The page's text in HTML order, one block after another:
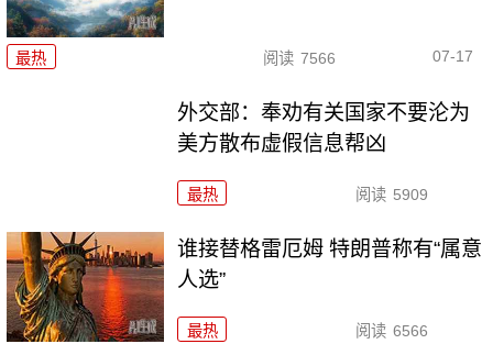
最热 阅读 7566 07-17
外交部：奉劝有关国家不要沦为
美方散布虚假信息帮凶
最热 阅读 5909
谁接替格雷厄姆 特朗普称有“属意
人选”
最热 阅读 6566